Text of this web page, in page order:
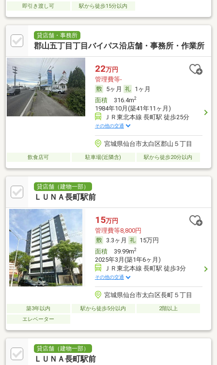
即引き渡し可 駅から徒歩15分以内
貸店舗・事務所
郡山五丁目丁目バイパス沿店舗・事務所・作業所
22万円
管理費等-
5ヶ月
1ヶ月
面積316.4m2
1984年10月(築41年11ヶ月)
ＪＲ東北本線 長町駅 徒歩25分
その他の交通
宮城県仙台市太白区郡山５丁目
飲食店可 駐車場(近隣含) 駅から徒歩20分以内
貸店舗（建物一部）
ＬＵＮＡ長町駅前
15万円
管理費等8,800円
3.3ヶ月
15万円
面積39.99m2
2025年3月(築1年6ヶ月)
ＪＲ東北本線 長町駅 徒歩3分
その他の交通
宮城県仙台市太白区長町５丁目
築3年以内 駅から徒歩5分以内
2階以上
エレベーター
貸店舗（建物一部）
ＬＵＮＡ長町駅前